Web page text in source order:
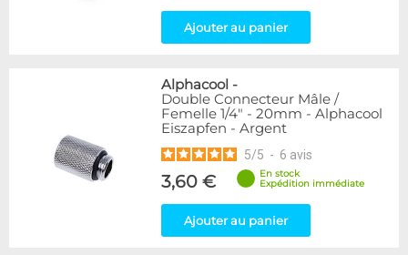
Ajouter au panier
Alphacool -
Double Connecteur Mâle /
Femelle 1/4" - 20mm - Alphacool
Eiszapfen - Argent
5/5 - 6 avis
3,60 €
En stock
Expédition immédiate
Ajouter au panier